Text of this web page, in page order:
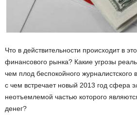
Что в действительности происходит в
финансового рынка? Какие угрозы
чем плод беспокойного
с чем встречает новый 2013 год сфера
неотъемлемой частью которого
денег?